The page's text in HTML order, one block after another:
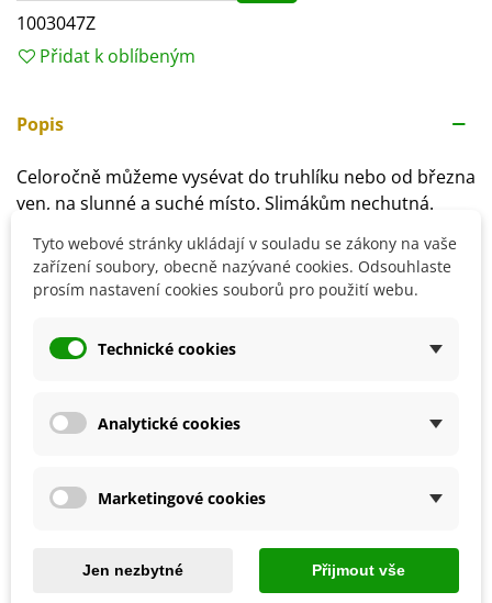
1003047Z
Přidat k oblíbeným
Popis
Celoročně můžeme vysévat do truhlíku nebo od března
ven, na slunné a suché místo. Slimákům nechutná.
Detaily produktu
SOUVISEJÍCÍ PRODUKTY
Tyto webové stránky ukládají v souladu se zákony na vaše
zařízení soubory, obecně nazývané cookies. Odsouhlaste
prosím nastavení cookies souborů pro použití webu.
Technické cookies
Analytické cookies
Marketingové cookies
Jen nezbytné Přijmout vše